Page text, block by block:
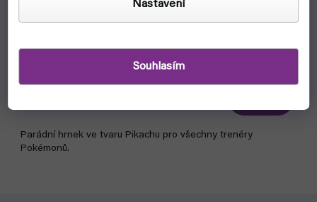
Nastavení
Souhlasím
skladem, ihned k odeslání
Parádní hrnek ve tvaru Pikachu pro všechny trenéry
Pokémonů.